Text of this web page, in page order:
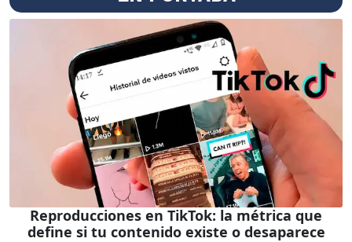
Reproducciones en TikTok: la métrica que
define si tu contenido existe o desaparece